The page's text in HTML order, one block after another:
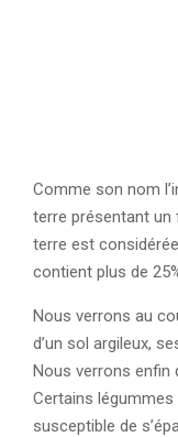
Comme son nom
terre présentant un
terre est
contient plus de
Nous verrons au
d’un sol argileux,
Nous verrons enfin
Certains
susceptible de